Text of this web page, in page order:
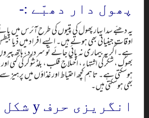
پھول دار دھبّے :-
یہ دھبّے سدا بہار پھول کی پتیوں کی طرح آئرس میں
اوقات جینیاتی بھی ہوتے ہیں۔ ایسے افراد میں
ہے۔ اگر یہ بیماری نہ پائی جائے تو سردرد ، ہاتھ
بھوک ، شکر کی اشتہاء ، اختلاجِ قلب ، بلڈ شوگر کی کمی اور
ہوسکتی ہے۔ تاہم کچھ احتیاط اور غذاؤں میں پرہیز
بھی ہوسکتی ہیں۔
انگریزی حرف y شکل :-